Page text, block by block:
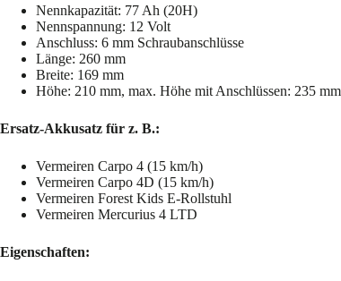
Nennkapazität: 77 Ah (20H)
Nennspannung: 12 Volt
Anschluss: 6 mm Schraubanschlüsse
Länge: 260 mm
Breite: 169 mm
Höhe: 210 mm, max. Höhe mit Anschlüssen: 235 mm
Ersatz-Akkusatz für z. B.:
Vermeiren Carpo 4 (15 km/h)
Vermeiren Carpo 4D (15 km/h)
Vermeiren Forest Kids E-Rollstuhl
Vermeiren Mercurius 4 LTD
Eigenschaften: